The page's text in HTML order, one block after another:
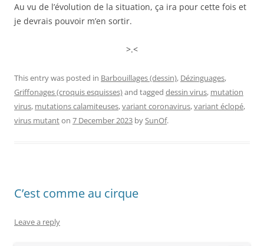
Au vu de l’évolution de la situation, ça ira pour cette fois et
je devrais pouvoir m’en sortir.
>.<
This entry was posted in Barbouillages (dessin), Dézinguages,
Griffonages (croquis esquisses)and tagged dessin virus, mutation
virus, mutations calamiteuses,variant coronavirus,variant éclopé,
virus mutanton 7 December 2023 bySunOf.
C’est comme au cirque
Leave a reply